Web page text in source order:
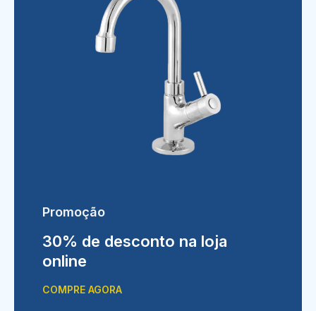
Promoção
30% de desconto na loja
online
COMPRE AGORA